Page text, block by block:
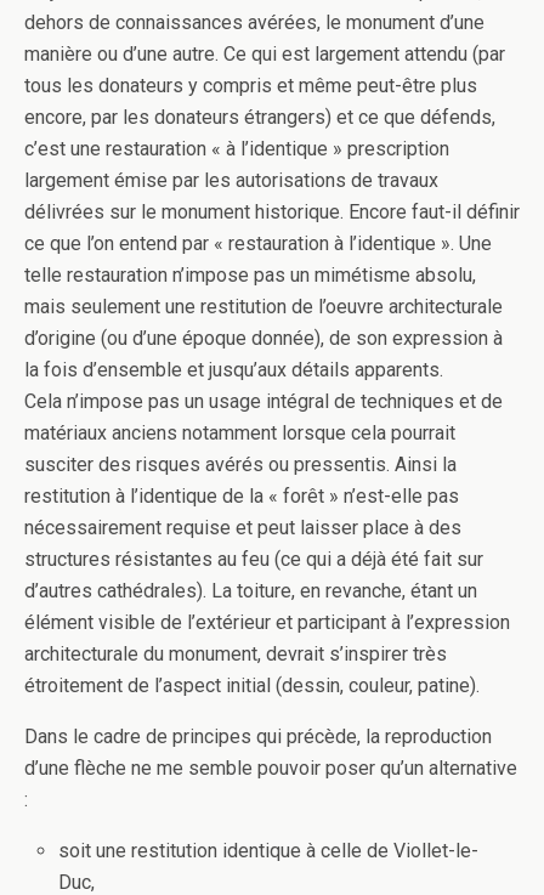
dehors de connaissances avérées, le monument d’une
manière ou d’une autre. Ce qui est largement attendu (par
tous les donateurs y compris et même peut-être plus
encore, par les donateurs étrangers) et ce que défends,
c’est une restauration « à l’identique » prescription
largement émise par les autorisations de travaux
délivrées sur le monument historique. Encore faut-il définir
ce que l’on entend par « restauration à l’identique ». Une
telle restauration n’impose pas un mimétisme absolu,
mais seulement une restitution de l’oeuvre architecturale
d’origine (ou d’une époque donnée), de son expression à
la fois d’ensemble et jusqu’aux détails apparents.
Cela n’impose pas un usage intégral de techniques et de
matériaux anciens notamment lorsque cela pourrait
susciter des risques avérés ou pressentis. Ainsi la
restitution à l’identique de la « forêt » n’est-elle pas
nécessairement requise et peut laisser place à des
structures résistantes au feu (ce qui a déjà été fait sur
d’autres cathédrales). La toiture, en revanche, étant un
élément visible de l’extérieur et participant à l’expression
architecturale du monument, devrait s’inspirer très
étroitement de l’aspect initial (dessin, couleur, patine).
Dans le cadre de principes qui précède, la reproduction
d’une flèche ne me semble pouvoir poser qu’un alternative
:
soit une restitution identique à celle de Viollet-le-
Duc,